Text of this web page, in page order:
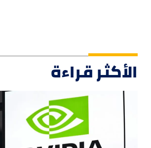
الأكثر قراءة